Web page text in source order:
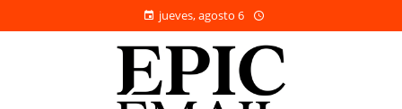
jueves, agosto 6